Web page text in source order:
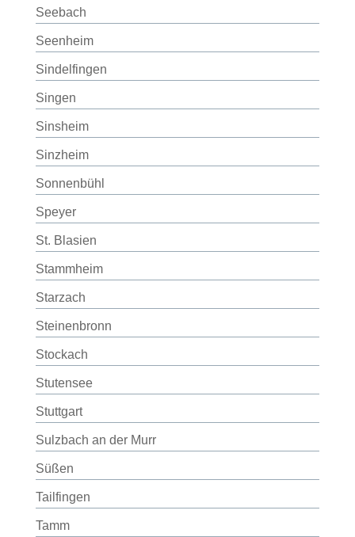
Seebach
Seenheim
Sindelfingen
Singen
Sinsheim
Sinzheim
Sonnenbühl
Speyer
St. Blasien
Stammheim
Starzach
Steinenbronn
Stockach
Stutensee
Stuttgart
Sulzbach an der Murr
Süßen
Tailfingen
Tamm